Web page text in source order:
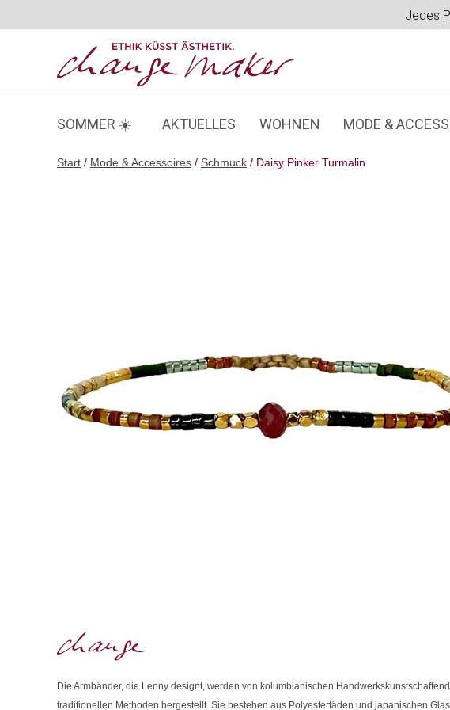
Jedes
SOMMER ☀️ AKTUELLES WOHNEN MODE &
Start / Mode & Accessoires / Schmuck / Daisy Pinker Turmalin
Die Armbänder, die Lenny designt, werden von kolumbianischen
traditionellen Methoden hergestellt. Sie bestehen aus Polyesterfäden und japanischen